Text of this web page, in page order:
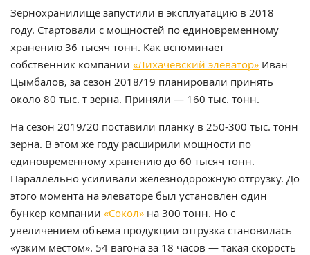
Зернохранилище запустили в эксплуатацию в 2018
году. Стартовали с мощностей по единовременному
хранению 36 тысяч тонн. Как вспоминает
собственник компании «Лихачевский элеватор» Иван
Цымбалов, за сезон 2018/19 планировали принять
около 80 тыс. т зерна. Приняли — 160 тыс. тонн.
На сезон 2019/20 поставили планку в 250-300 тыс. тонн
зерна. В этом же году расширили мощности по
единовременному хранению до 60 тысяч тонн.
Параллельно усиливали железнодорожную отгрузку. До
этого момента на элеваторе был установлен один
бункер компании «Сокол» на 300 тонн. Но с
увеличением объема продукции отгрузка становилась
«узким местом». 54 вагона за 18 часов — такая скорость